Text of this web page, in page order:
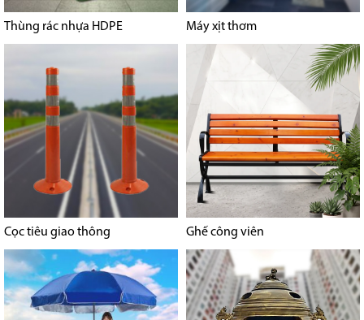
Thùng rác nhựa HDPE Máy xịt thơm
Cọc tiêu giao thông Ghế công viên